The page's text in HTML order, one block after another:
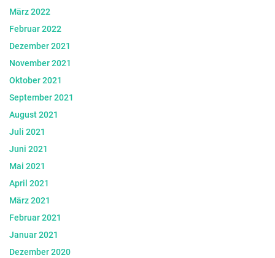
März 2022
Februar 2022
Dezember 2021
November 2021
Oktober 2021
September 2021
August 2021
Juli 2021
Juni 2021
Mai 2021
April 2021
März 2021
Februar 2021
Januar 2021
Dezember 2020